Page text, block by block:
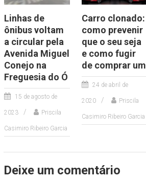
Linhas de
ônibus voltam
a circular pela
Avenida Miguel
Conejo na
Freguesia do Ó
15 de agosto de
2023 Priscila
Casimiro Ribeiro Garcia
Carro clonado:
como prevenir
que o seu seja
e como fugir
de comprar um
24 de abril de
2020 Priscila
Casimiro Ribeiro Garcia
Deixe um comentário